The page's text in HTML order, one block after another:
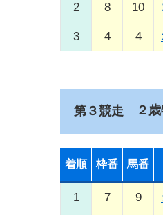
2 8 10
3 4 4
第３競走 ２
着順 枠番 馬番
1 7 9